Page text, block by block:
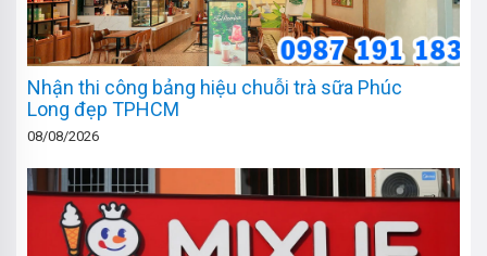
Nhận thi công bảng hiệu chuỗi trà sữa Phúc
Long đẹp TPHCM
08/08/2026